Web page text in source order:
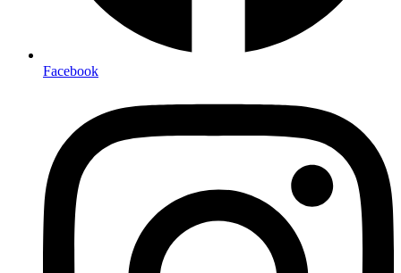
Facebook